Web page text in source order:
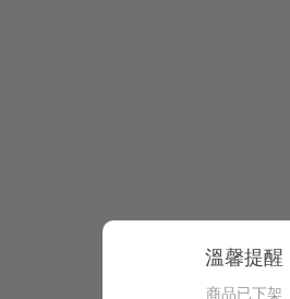
溫馨提醒
商品已下架